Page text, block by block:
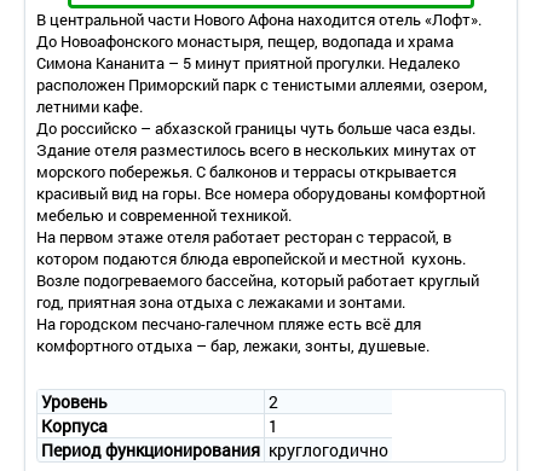
В центральной части Нового Афона находится отель «Лофт».
До Новоафонского монастыря, пещер, водопада и храма
Симона Кананита – 5 минут приятной прогулки. Недалеко
расположен Приморский парк с тенистыми аллеями, озером,
летними кафе.
До российско – абхазской границы чуть больше часа езды.
Здание отеля разместилось всего в нескольких минутах от
морского побережья. С балконов и террасы открывается
красивый вид на горы. Все номера оборудованы комфортной
мебелью и современной техникой.
На первом этаже отеля работает ресторан с террасой, в
котором подаются блюда европейской и местной кухонь.
Возле подогреваемого бассейна, который работает круглый
год, приятная зона отдыха с лежаками и зонтами.
На городском песчано-галечном пляже есть всё для
комфортного отдыха – бар, лежаки, зонты, душевые.
Уровень
2
Корпуса
1
Период функционирования круглогодично